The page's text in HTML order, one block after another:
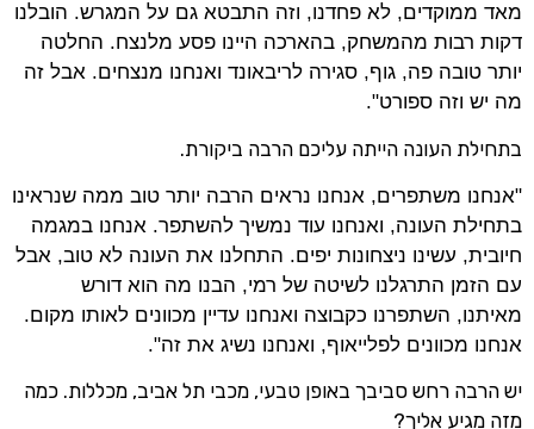
מאד ממוקדים, לא פחדנו, וזה התבטא גם על המגרש. הובלנו
דקות רבות מהמשחק, בהארכה היינו פסע מלנצח. החלטה
יותר טובה פה, גוף, סגירה לריבאונד ואנחנו מנצחים. אבל זה
מה יש וזה ספורט".
בתחילת העונה הייתה עליכם הרבה ביקורת.
"אנחנו משתפרים, אנחנו נראים הרבה יותר טוב ממה שנראינו
בתחילת העונה, ואנחנו עוד נמשיך להשתפר. אנחנו במגמה
חיובית, עשינו ניצחונות יפים. התחלנו את העונה לא טוב, אבל
עם הזמן התרגלנו לשיטה של רמי, הבנו מה הוא דורש
מאיתנו, השתפרנו כקבוצה ואנחנו עדיין מכוונים לאותו מקום.
אנחנו מכוונים לפלייאוף, ואנחנו נשיג את זה".
יש הרבה רחש סביבך באופן טבעי, מכבי תל אביב, מכללות. כמה
מזה מגיע אליך?